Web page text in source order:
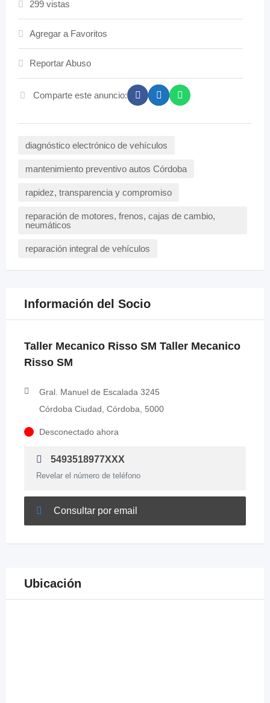
299 vistas
Agregar a Favoritos
Reportar Abuso
Comparte este anuncio:
diagnóstico electrónico de vehículos
mantenimiento preventivo autos Córdoba
rapidez, transparencia y compromiso
reparación de motores, frenos, cajas de cambio,
neumáticos
reparación integral de vehículos
Información del Socio
Taller Mecanico Risso SM Taller Mecanico
Risso SM
Gral. Manuel de Escalada 3245
Córdoba Ciudad, Córdoba, 5000
Desconectado ahora
5493518977XXX
Revelar el número de teléfono
Consultar por email
Ubicación